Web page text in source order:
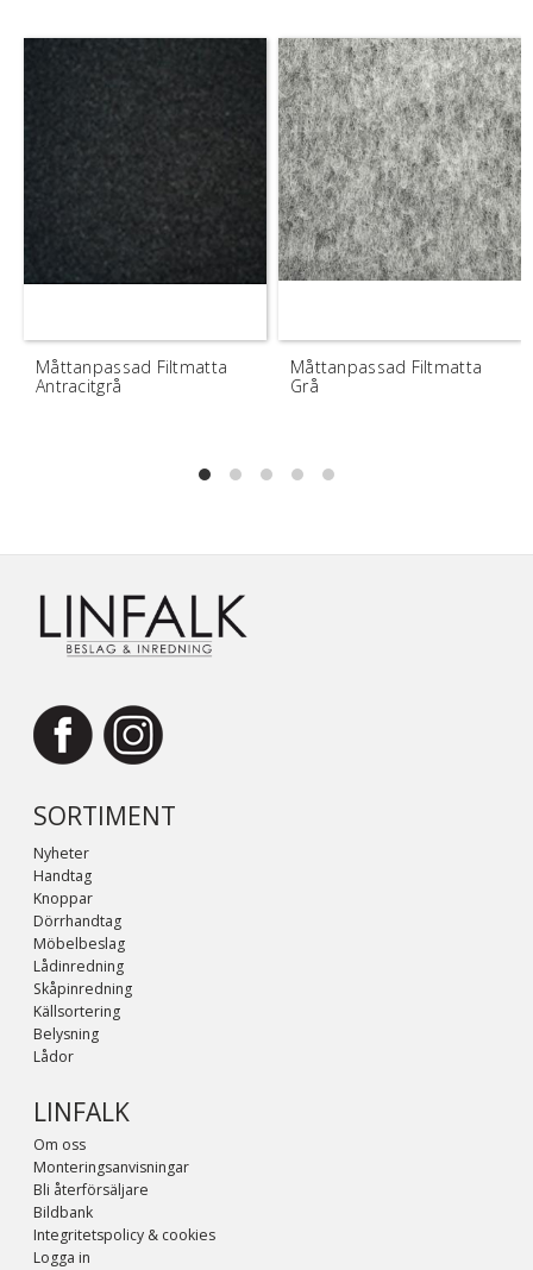
Måttanpassad Filtmatta
Antracitgrå
Måttanpassad Filtmatta
Grå
SORTIMENT
Nyheter
Handtag
Knoppar
Dörrhandtag
Möbelbeslag
Lådinredning
Skåpinredning
Källsortering
Belysning
Lådor
LINFALK
Om oss
Monteringsanvisningar
Bli återförsäljare
Bildbank
Integritetspolicy & cookies
Logga in